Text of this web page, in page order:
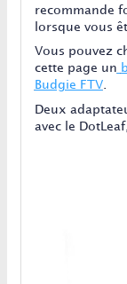
recommande
lorsque vous
Vous pouvez
cette page un
Budgie FTV.
Deux
avec le